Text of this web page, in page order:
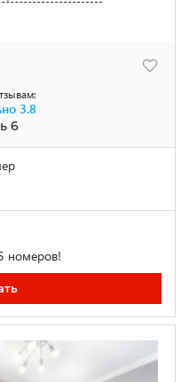
3.8
6
номеров!